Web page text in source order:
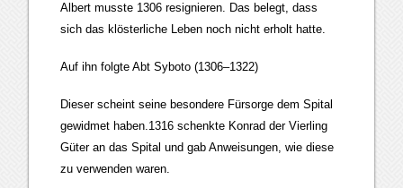
Albert musste 1306 resignieren. Das belegt, dass
sich das klösterliche Leben noch nicht erholt hatte.
Auf ihn folgte Abt Syboto (1306–1322)
Dieser scheint seine besondere Fürsorge dem Spital
gewidmet haben.1316 schenkte Konrad der Vierling
Güter an das Spital und gab Anweisungen, wie diese
zu verwenden waren.